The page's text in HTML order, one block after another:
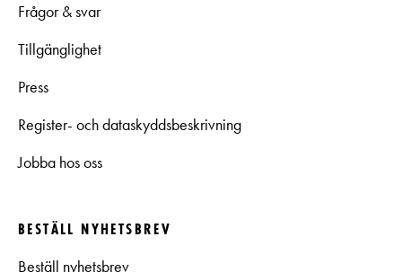
Frågor & svar
Tillgänglighet
Press
Register- och dataskyddsbeskrivning
Jobba hos oss
BESTÄLL NYHETSBREV
Beställ nyhetsbrev